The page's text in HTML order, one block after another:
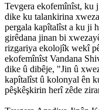
Tevgera ekofemînîst, ku
dike ku talankirina
pergala kapîtalîst a ku ji
girêdana jinan bi
rizgariya ekolojîk wekî
ekofemînîst Vandana
dike û dibêje, "Jin û
kapîtalîst û kolonyal ên
pêşkêşkirin herî zêde